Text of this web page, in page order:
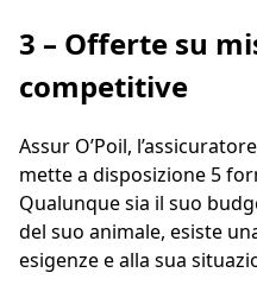
3 – Offerte su
competitive
Assur O’Poil,
mette a disposizione 5
Qualunque sia il suo
del suo animale, esiste
esigenze e alla sua